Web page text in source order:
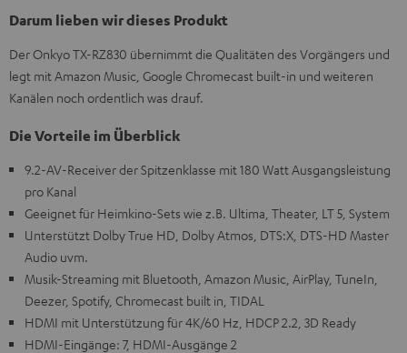
Darum lieben wir dieses Produkt
Der Onkyo TX-RZ830 übernimmt die Qualitäten des Vorgängers und
legt mit Amazon Music, Google Chromecast built-in und weiteren
Kanälen noch ordentlich was drauf.
Die Vorteile im Überblick
9.2-AV-Receiver der Spitzenklasse mit 180 Watt Ausgangsleistung
pro Kanal
Geeignet für Heimkino-Sets wie z.B. Ultima, Theater, LT 5, System
Unterstützt Dolby True HD, Dolby Atmos, DTS:X, DTS-HD Master
Audio uvm.
Musik-Streaming mit Bluetooth, Amazon Music, AirPlay, TuneIn,
Deezer, Spotify, Chromecast built in, TIDAL
HDMI mit Unterstützung für 4K/60 Hz, HDCP 2.2, 3D Ready
HDMI-Eingänge: 7, HDMI-Ausgänge 2